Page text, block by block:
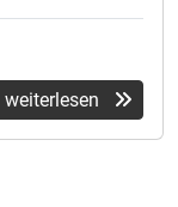
weiterlesen